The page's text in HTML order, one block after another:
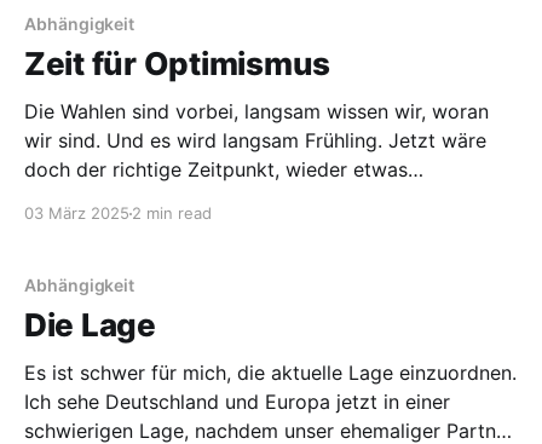
Abhängigkeit
Zeit für Optimismus
Die Wahlen sind vorbei, langsam wissen wir, woran
wir sind. Und es wird langsam Frühling. Jetzt wäre
doch der richtige Zeitpunkt, wieder etwas
Ergebnis der Bundestagswahl bis
03 März 2025 2 min read
Abhängigkeit
Die Lage
Es ist schwer für mich, die aktuelle Lage einzuordnen.
Ich sehe Deutschland und Europa jetzt in einer
schwierigen Lage, nachdem unser ehemaliger Partner